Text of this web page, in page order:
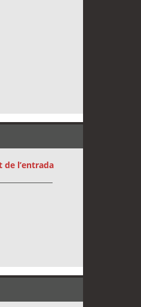
l’entrada